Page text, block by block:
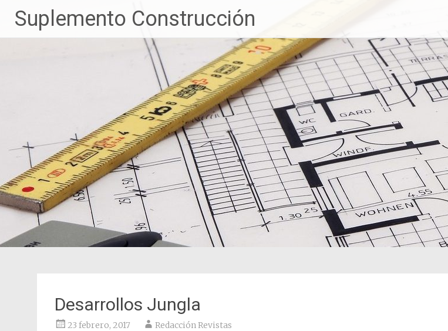
Suplemento Construcción
Desarrollos Jungla
23 febrero, 2017 Redacción Revistas